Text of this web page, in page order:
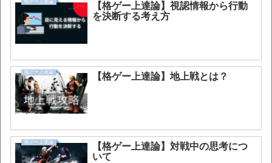
格ゲー上達論
【格ゲー上達論】視認情報から行動
を決断する考え方
格ゲー上達論 【格ゲー上達論】地上戦とは？
格ゲー上達論
【格ゲー上達論】対戦中の思考につ
いて